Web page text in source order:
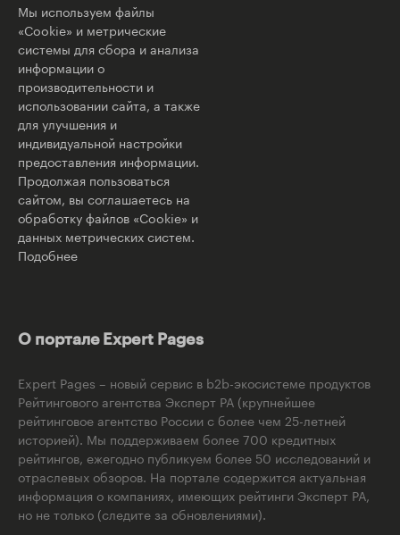
Мы используем файлы
«Cookie» и метрические
системы для сбора и анализа
информации о
производительности и
использовании сайта, а также
для улучшения и
индивидуальной настройки
предоставления информации.
Продолжая пользоваться
сайтом, вы соглашаетесь на
обработку файлов «Cookie» и
данных метрических систем.
Подобнее
О портале Expert Pages
Expert Pages – новый сервис в b2b-экосистеме продуктов
Рейтингового агентства Эксперт РА (крупнейшее
рейтинговое агентство России с более чем 25-летней
историей). Мы поддерживаем более 700 кредитных
рейтингов, ежегодно публикуем более 50 исследований и
отраслевых обзоров. На портале содержится актуальная
информация о компаниях, имеющих рейтинги Эксперт РА,
но не только (следите за обновлениями).